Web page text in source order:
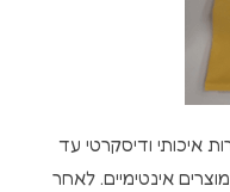
איכותי ודיסקרטי עד
אינטימיים. לאחר